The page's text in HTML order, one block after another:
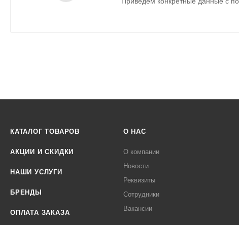
КАТАЛОГ ТОВАРОВ
АКЦИИ И СКИДКИ
НАШИ УСЛУГИ
БРЕНДЫ
ОПЛАТА ЗАКАЗА
О НАС
О компании
Новости
Реквизиты
Сотрудники
Вакансии